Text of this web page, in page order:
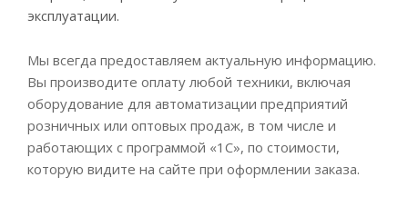
эксплуатации.
Мы всегда предоставляем актуальную информацию.
Вы производите оплату любой техники, включая
оборудование для автоматизации предприятий
розничных или оптовых продаж, в том числе и
работающих с программой «1С», по стоимости,
которую видите на сайте при оформлении заказа.